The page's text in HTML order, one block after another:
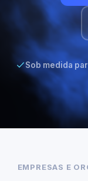
Sob medida
EMPRESAS E